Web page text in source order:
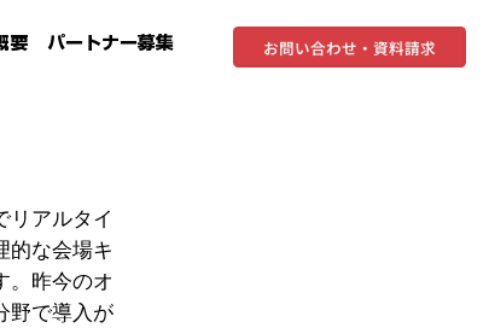
要 パートナー募集 お問い合わせ・資料請求
リアルタイ
的な会場キ
。昨今のオ
野で導入が